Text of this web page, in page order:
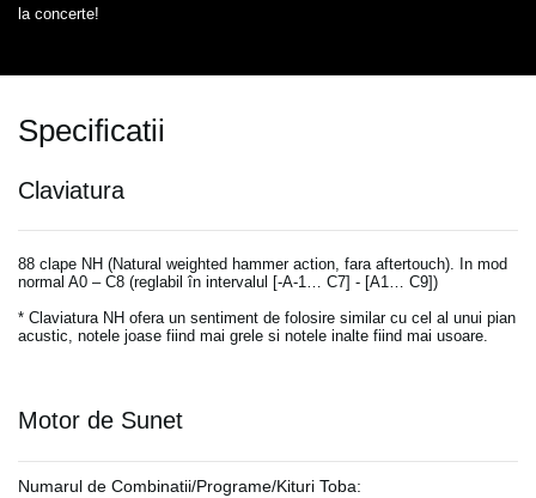
la concerte!
Specificatii
Claviatura
88 clape NH (Natural weighted hammer action, fara aftertouch). In mod
normal A0 – C8 (reglabil în intervalul [-A-1… C7] - [A1… C9])
* Claviatura NH ofera un sentiment de folosire similar cu cel al unui pian
acustic, notele joase fiind mai grele si notele inalte fiind mai usoare.
Motor de Sunet
Numarul de Combinatii/Programe/Kituri Toba: